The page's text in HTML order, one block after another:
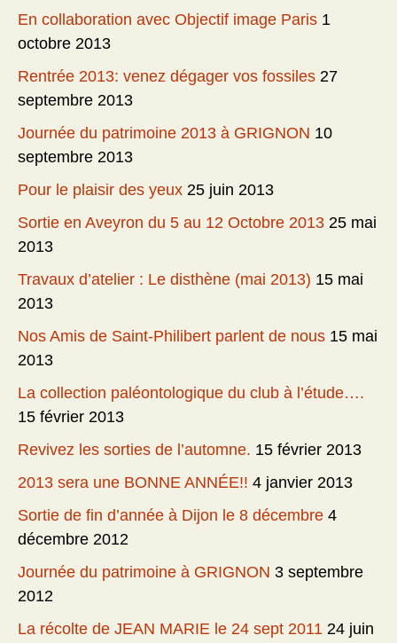
En collaboration avec Objectif image Paris 1
octobre 2013
Rentrée 2013: venez dégager vos fossiles 27
septembre 2013
Journée du patrimoine 2013 à GRIGNON 10
septembre 2013
Pour le plaisir des yeux 25 juin 2013
Sortie en Aveyron du 5 au 12 Octobre 2013 25 mai
2013
Travaux d’atelier : Le disthène (mai 2013) 15 mai
2013
Nos Amis de Saint-Philibert parlent de nous 15 mai
2013
La collection paléontologique du club à l’étude….
15 février 2013
Revivez les sorties de l’automne. 15 février 2013
2013 sera une BONNE ANNÉE!! 4 janvier 2013
Sortie de fin d’année à Dijon le 8 décembre 4
décembre 2012
Journée du patrimoine à GRIGNON 3 septembre
2012
La récolte de JEAN MARIE le 24 sept 2011 24 juin